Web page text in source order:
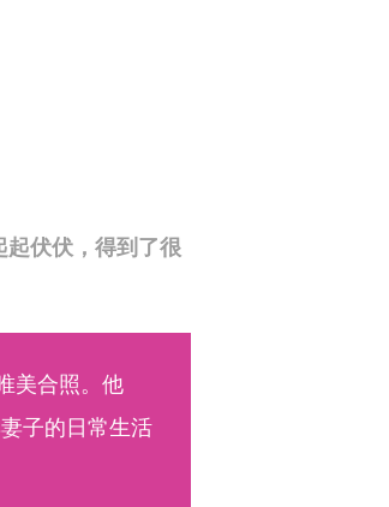
伏伏，得到了很
美合照。他
子的日常生活